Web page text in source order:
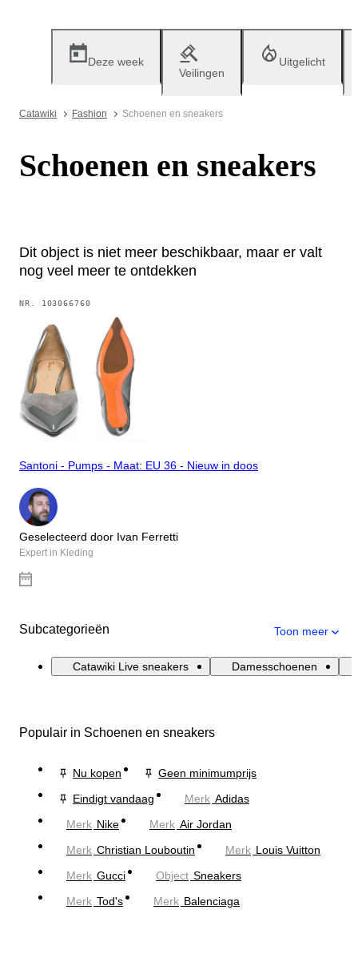
Deze week
Veilingen
Uitgelicht
Catawiki Fashion Schoenen en sneakers
Schoenen en sneakers
Dit object is niet meer beschikbaar, maar er valt
nog veel meer te ontdekken
NR. 103066760
Santoni - Pumps - Maat: EU 36 - Nieuw in doos
Geselecteerd door Ivan Ferretti
Expert in Kleding
Subcategorieën Toon meer
Catawiki Live sneakers Damesschoenen
Populair in Schoenen en sneakers
Nu kopen
Geen minimumprijs
Eindigt vandaag
Merk Adidas
Merk Nike Merk Air Jordan
Merk Christian Louboutin Merk Louis Vuitton
Merk Gucci Object Sneakers
Merk Tod's Merk Balenciaga